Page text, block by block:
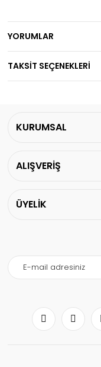
YORUMLAR
TAKSİT SEÇENEKLERİ
KURUMSAL
ALIŞVERİŞ
ÜYELİK